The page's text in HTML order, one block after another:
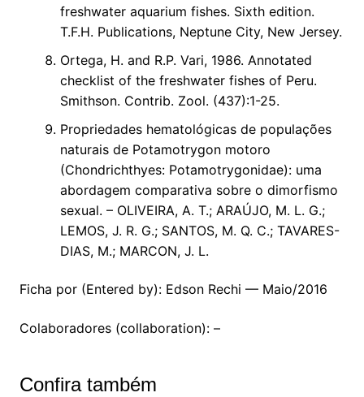
freshwater aquarium fishes. Sixth edition.
T.F.H. Publications, Neptune City, New Jersey.
Ortega, H. and R.P. Vari, 1986. Annotated
checklist of the freshwater fishes of Peru.
Smithson. Contrib. Zool. (437):1-25.
Propriedades hematológicas de populações
naturais de Potamotrygon motoro
(Chondrichthyes: Potamotrygonidae): uma
abordagem comparativa sobre o dimorfismo
sexual. – OLIVEIRA, A. T.; ARAÚJO, M. L. G.;
LEMOS, J. R. G.; SANTOS, M. Q. C.; TAVARES-
DIAS, M.; MARCON, J. L.
Ficha por (Entered by): Edson Rechi — Maio/2016
Colaboradores (collaboration): –
Confira também